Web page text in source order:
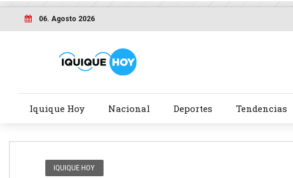
06. Agosto 2026
Iquique Hoy Nacional Deportes Tendencias
IQUIQUE HOY